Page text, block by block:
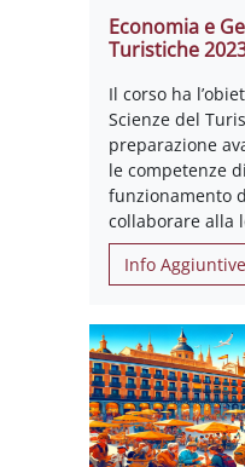
Economia e
Turistiche
Il corso ha
Scienze del
preparazione
le competenze
funzionamento
collaborare alla
Info Aggiuntive